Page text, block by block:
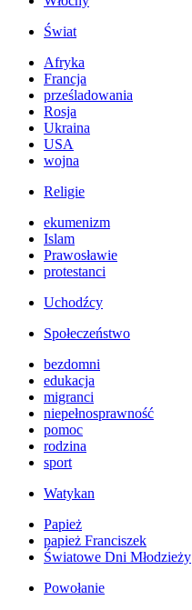
Świat
Afryka
Francja
prześladowania
Rosja
Ukraina
USA
wojna
Religie
ekumenizm
Islam
Prawosławie
protestanci
Uchodźcy
Społeczeństwo
bezdomni
edukacja
migranci
niepełnosprawność
pomoc
rodzina
sport
Watykan
Papież
papież Franciszek
Światowe Dni Młodzieży
Powołanie